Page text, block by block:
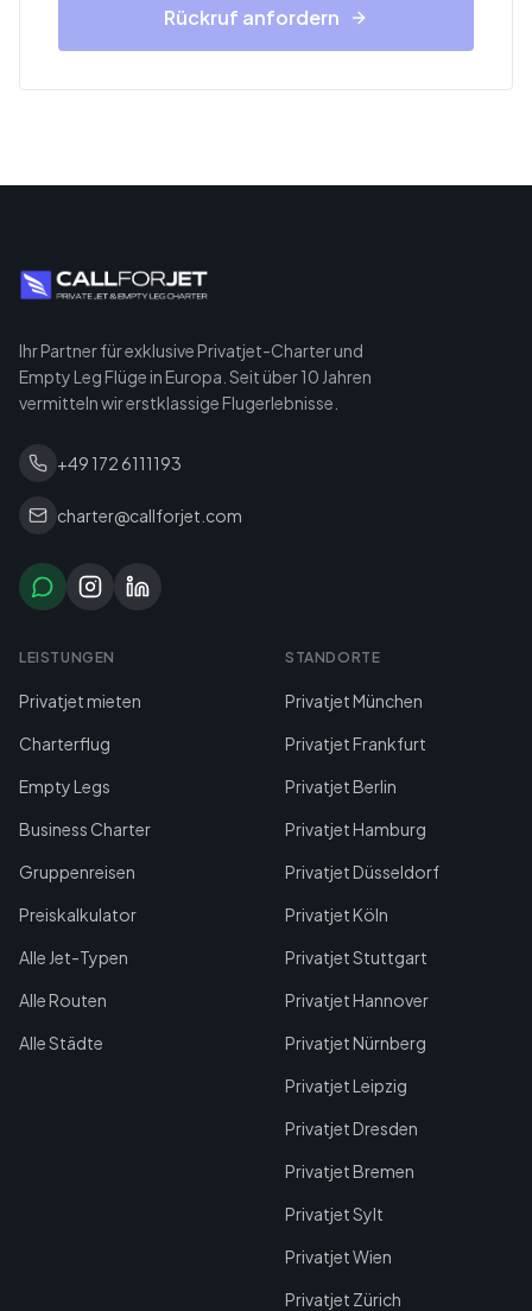
Rückruf anfordern
Ihr Partner für exklusive Privatjet-Charter und
Empty Leg Flüge in Europa. Seit über 10 Jahren
vermitteln wir erstklassige Flugerlebnisse.
+49 172 6111193
charter@callforjet.com
LEISTUNGEN
Privatjet mieten
Charterflug
Empty Legs
Business Charter
Gruppenreisen
Preiskalkulator
Alle Jet-Typen
Alle Routen
Alle Städte
STANDORTE
Privatjet München
Privatjet Frankfurt
Privatjet Berlin
Privatjet Hamburg
Privatjet Düsseldorf
Privatjet Köln
Privatjet Stuttgart
Privatjet Hannover
Privatjet Nürnberg
Privatjet Leipzig
Privatjet Dresden
Privatjet Bremen
Privatjet Sylt
Privatjet Wien
Privatjet Zürich